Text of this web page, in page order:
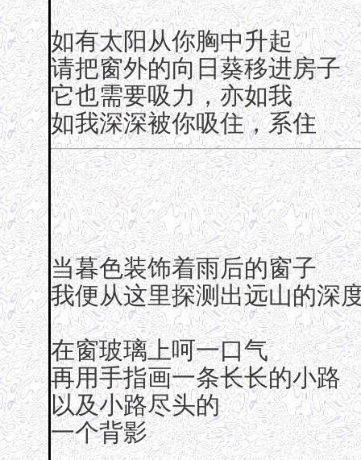
如有太阳从你胸中升起
请把窗外的向日葵移进房子
它也需要吸力，亦如我
如我深深被你吸住，系住
当暮色装饰着雨后的窗子
我便从这里探测出远山的深
在窗玻璃上呵一口气
再用手指画一条长长的小路
以及小路尽头的
一个背影